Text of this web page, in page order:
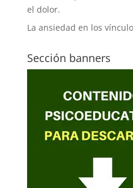
el dolor.
La ansiedad en los
Sección banners